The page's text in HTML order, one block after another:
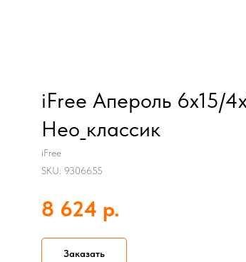
iFree Апероль 6x15/
Нео_классик
iFree
SKU: 9306655
8 624 р.
Заказать